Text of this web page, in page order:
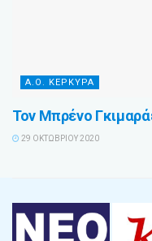
Α.Ο. ΚΕΡΚΥΡΑ
Τον Μπρένο
29 ΟΚΤΩΒΡΊΟΥ 2020